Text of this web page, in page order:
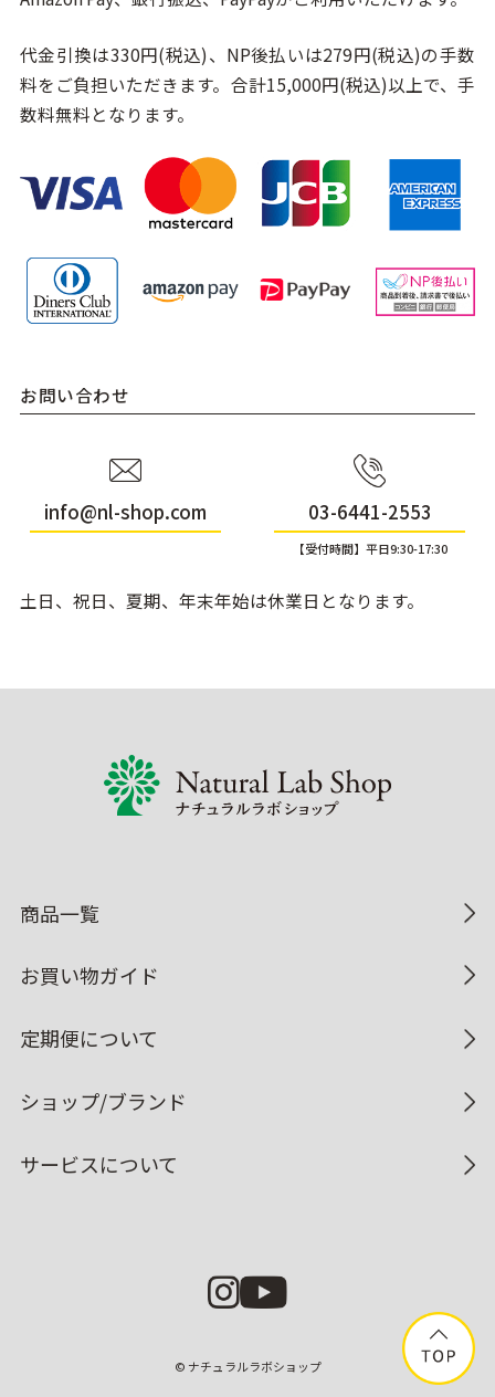
代金引換は330円(税込)、NP後払いは279円(税込)の手数
料をご負担いただきます。合計15,000円(税込)以上で、手
数料無料となります。
お問い合わせ
info@nl-shop.com 03-6441-2553
【受付時間】平日9:30-17:30
土日、祝日、夏期、年末年始は休業日となります。
商品一覧
お買い物ガイド
定期便について
ショップ/ブランド
サービスについて
© ナチュラルラボショップ